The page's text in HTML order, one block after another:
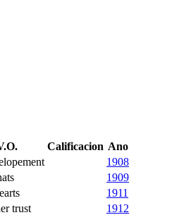
Calificacion Ano
1908
1909
1911
trust
1912